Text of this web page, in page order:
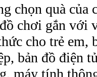
chọn quà của
chơi gắn với
cho trẻ em,
bản đồ điện
máy tính